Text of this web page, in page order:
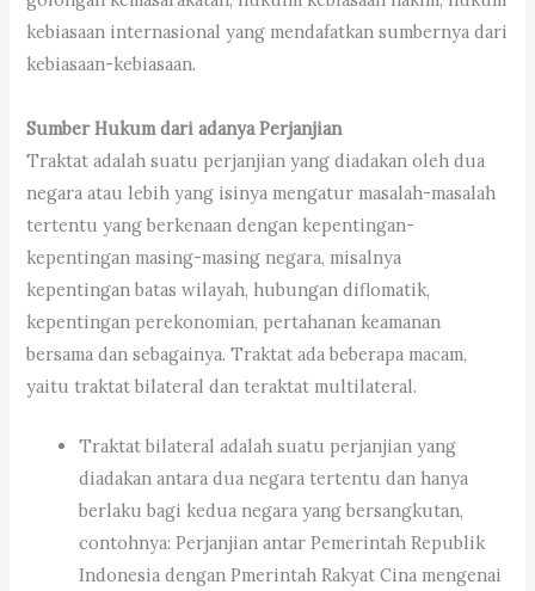
kebiasaan internasional yang mendafatkan sumbernya dari
kebiasaan-kebiasaan.
Sumber Hukum dari adanya Perjanjian
Traktat adalah suatu perjanjian yang diadakan oleh dua
negara atau lebih yang isinya mengatur masalah-masalah
tertentu yang berkenaan dengan kepentingan-
kepentingan masing-masing negara, misalnya
kepentingan batas wilayah, hubungan diflomatik,
kepentingan perekonomian, pertahanan keamanan
bersama dan sebagainya. Traktat ada beberapa macam,
yaitu traktat bilateral dan teraktat multilateral.
Traktat bilateral adalah suatu perjanjian yang
diadakan antara dua negara tertentu dan hanya
berlaku bagi kedua negara yang bersangkutan,
contohnya: Perjanjian antar Pemerintah Republik
Indonesia dengan Pmerintah Rakyat Cina mengenai